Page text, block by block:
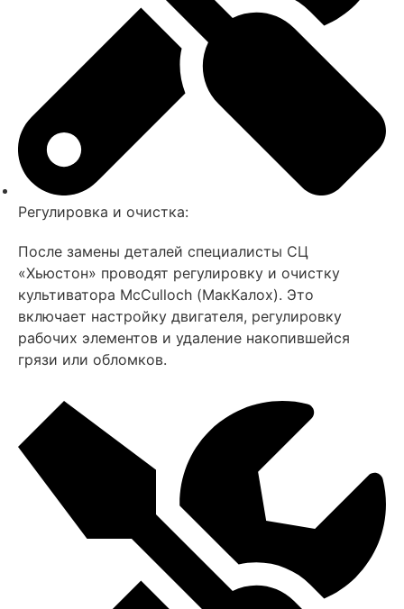
Регулировка и очистка:
После замены деталей специалисты СЦ
«Хьюстон» проводят регулировку и очистку
культиватора MсCulloch (МакКалох). Это
включает настройку двигателя, регулировку
рабочих элементов и удаление накопившейся
грязи или обломков.